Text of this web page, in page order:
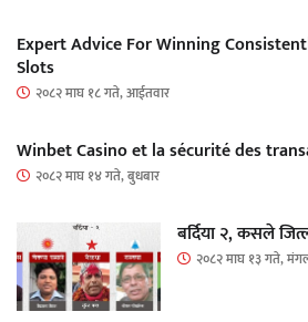
Expert Advice For Winning
Slots
२०८२ माघ १८ गते, आईतवार
Winbet Casino et la sécurité des
२०८२ माघ १४ गते, बुधबार
बर्दिया २, कसले
२०८२ माघ १३ गते,